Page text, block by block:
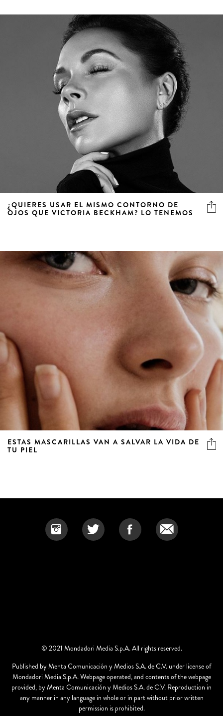
¿QUIERES USAR EL MISMO CONTORNO DE
OJOS QUE VICTORIA BECKHAM? LO TENEMOS
ESTAS MASCARILLAS VAN A SALVAR LA VIDA DE
TU PIEL
© 2021 Mondadori Media S.p.A. All rights reserved.
Published by Menta Comunicación y Medios S.A. de C.V. under license of
Mondadori Media S.p.A. Webpage operated, and contents of the webpage
provided, by Menta Comunicación y Medios S.A. de C.V. Reproduction in
any manner in any language in whole or in part without prior written
permission is prohibited.